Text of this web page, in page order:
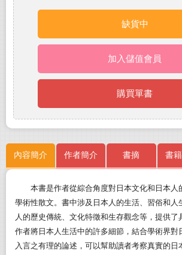
缺貨中
加入儲值會員
購買單書
內容簡介 作者簡介 書摘 書
本書是作者從綜合角度對日本文化和日本人
學術性散文。書中涉及日本人的生活、習俗和人
人的歷史傳統、文化特徵和生存觀念等，提供了
作者將日本人生活中的許多細節，結合學術界對
入言之有理的論述，可以幫助讀者考察真實的日